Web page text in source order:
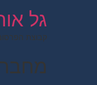
גל
קבוצת